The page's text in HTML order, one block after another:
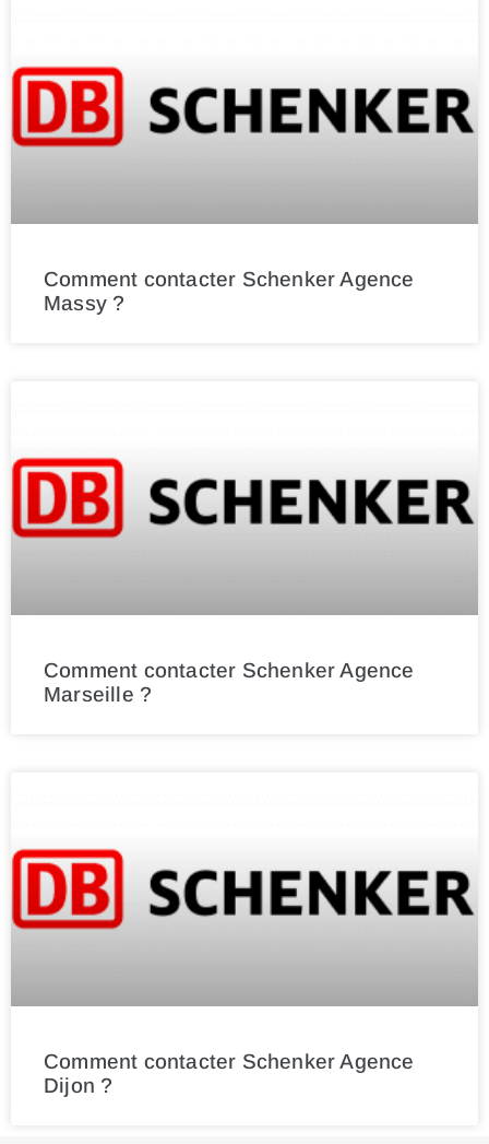
Comment contacter Schenker Agence
Massy ?
Comment contacter Schenker Agence
Marseille ?
Comment contacter Schenker Agence
Dijon ?